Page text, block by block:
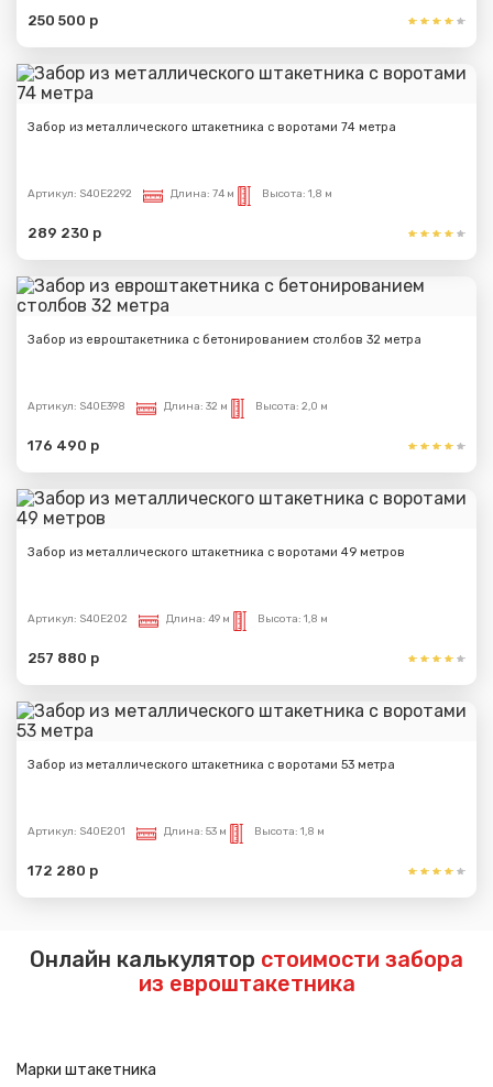
250 500 р
Забор из металлического штакетника с воротами 74 метра
Артикул: S40E2292 Длина: 74 м Высота: 1,8 м
289 230 р
Забор из евроштакетника с бетонированием столбов 32 метра
Артикул: S40E398 Длина: 32 м Высота: 2,0 м
176 490 р
Забор из металлического штакетника с воротами 49 метров
Артикул: S40E202 Длина: 49 м Высота: 1,8 м
257 880 р
Забор из металлического штакетника с воротами 53 метра
Артикул: S40E201 Длина: 53 м Высота: 1,8 м
172 280 р
Онлайн калькулятор стоимости забора
из евроштакетника
Марки штакетника